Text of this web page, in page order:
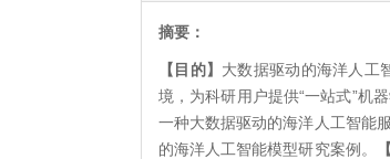
摘要：
【目的】 大数据驱动的海洋人工
境，为科研用户提供“一站式”机器
一种大数据驱动的海洋人工智能
的海洋人工智能模型研究案例。